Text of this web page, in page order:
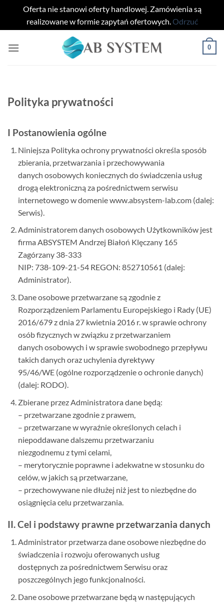
Oferta nie stanowi oferty handlowej. Zamówienia są
realizowane w formie zapytań ofertowych.Odrzuć
0
Polityka prywatności
I Postanowienia ogólne
Niniejsza Polityka ochrony prywatności określa sposób
zbierania, przetwarzania i przechowywania
danych osobowych koniecznych do świadczenia usług
drogą elektroniczną za pośrednictwem serwisu
internetowego w domenie www.absystem-lab.com (dalej:
Serwis).
Administratorem danych osobowych Użytkowników jest
firma ABSYSTEM Andrzej Białoń Klęczany 165
Zagórzany 38-333
NIP: 738-109-21-54 REGON: 852710561 (dalej:
Administrator).
Dane osobowe przetwarzane są zgodnie z
Rozporządzeniem Parlamentu Europejskiego i Rady (UE)
2016/679 z dnia 27 kwietnia 2016 r. w sprawie ochrony
osób fizycznych w związku z przetwarzaniem
danych osobowych i w sprawie swobodnego przepływu
takich danych oraz uchylenia dyrektywy
95/46/WE (ogólne rozporządzenie o ochronie danych)
(dalej: RODO).
Zbierane przez Administratora dane będą:
– przetwarzane zgodnie z prawem,
– przetwarzane w wyraźnie określonych celach i
niepoddawane dalszemu przetwarzaniu
niezgodnemu z tymi celami,
– merytorycznie poprawne i adekwatne w stosunku do
celów, w jakich są przetwarzane,
– przechowywane nie dłużej niż jest to niezbędne do
osiągnięcia celu przetwarzania.
II. Cel i podstawy prawne przetwarzania danych
Administrator przetwarza dane osobowe niezbędne do
świadczenia i rozwoju oferowanych usług
dostępnych za pośrednictwem Serwisu oraz
poszczególnych jego funkcjonalności.
Dane osobowe przetwarzane będą w następujących